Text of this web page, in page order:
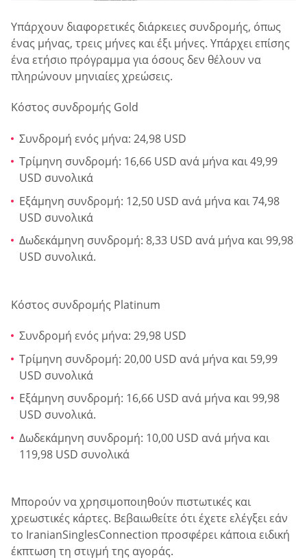
Υπάρχουν διαφορετικές διάρκειες συνδρομής, όπως
ένας μήνας, τρεις μήνες και έξι μήνες. Υπάρχει επίσης
ένα ετήσιο πρόγραμμα για όσους δεν θέλουν να
πληρώνουν μηνιαίες χρεώσεις.
Κόστος συνδρομής Gold
Συνδρομή ενός μήνα: 24,98 USD
Τρίμηνη συνδρομή: 16,66 USD ανά μήνα και 49,99
USD συνολικά
Εξάμηνη συνδρομή: 12,50 USD ανά μήνα και 74,98
USD συνολικά
Δωδεκάμηνη συνδρομή: 8,33 USD ανά μήνα και 99,98
USD συνολικά.
Κόστος συνδρομής Platinum
Συνδρομή ενός μήνα: 29,98 USD
Τρίμηνη συνδρομή: 20,00 USD ανά μήνα και 59,99
USD συνολικά
Εξάμηνη συνδρομή: 16,66 USD ανά μήνα και 99,98
USD συνολικά.
Δωδεκάμηνη συνδρομή: 10,00 USD ανά μήνα και
119,98 USD συνολικά
Μπορούν να χρησιμοποιηθούν πιστωτικές και
χρεωστικές κάρτες. Βεβαιωθείτε ότι έχετε ελέγξει εάν
το IranianSinglesConnection προσφέρει κάποια ειδική
έκπτωση τη στιγμή της αγοράς.